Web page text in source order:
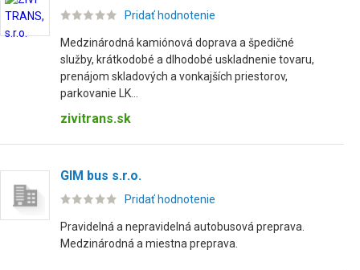
Pridať hodnotenie
Medzinárodná kamiónová doprava a špedičné
služby, krátkodobé a dlhodobé uskladnenie tovaru,
prenájom skladových a vonkajších priestorov,
parkovanie LK...
zivitrans.sk
GIM bus s.r.o.
Pridať hodnotenie
Pravidelná a nepravidelná autobusová preprava.
Medzinárodná a miestna preprava.